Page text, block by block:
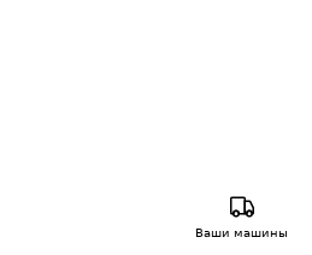
Ваши машины